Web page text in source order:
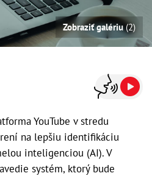
Zobraziť galériu(2)
YouTube v stredu
na lepšiu identifikáciu
inteligenciou (AI). V
systém, ktorý bude